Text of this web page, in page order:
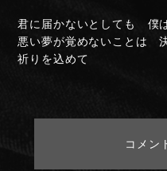
JOIN
FAN CLUB
君に届かないとしても 僕
悪い夢が覚めないことは
祈りを込めて
コメン